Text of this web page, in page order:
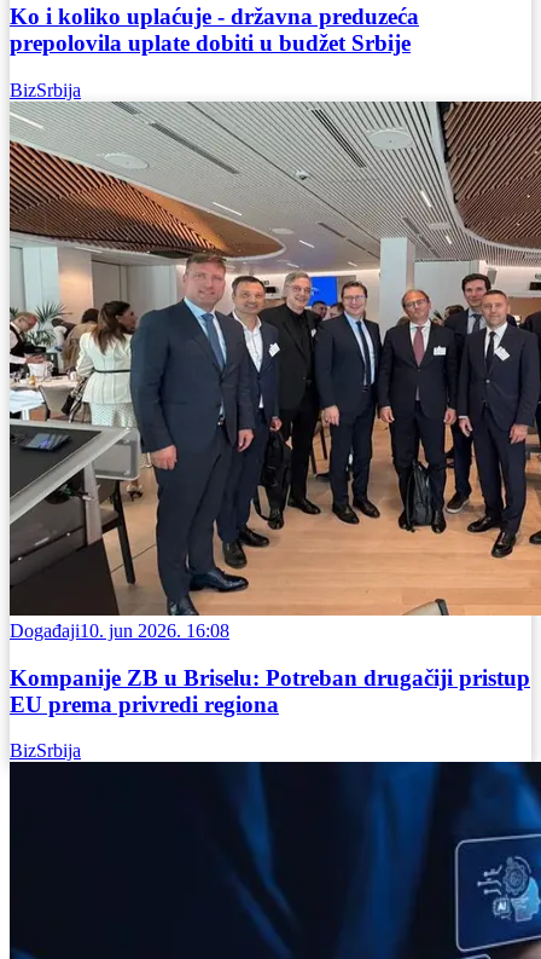
Ko i koliko uplaćuje - državna preduzeća
prepolovila uplate dobiti u budžet Srbije
BizSrbija
Događaji10. jun 2026. 16:08
Kompanije ZB u Briselu: Potreban drugačiji pristup
EU prema privredi regiona
BizSrbija